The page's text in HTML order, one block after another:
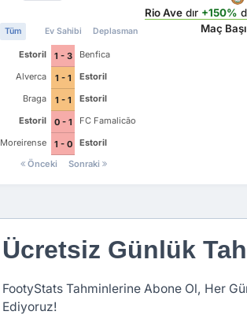
Tüm Ev Sahibi Deplasman
Estoril 1 - 3
Benfica
Alverca
1 - 1
Estoril
Braga
1 - 1
Estoril
Estoril
0 - 1
FC Famalicão
Moreirense
1 - 0
Estoril
Önceki
Sonraki
Rio Ave dır +150%
Maç
Ücretsiz Günlük
FootyStats Tahminlerine Abone Ol, Her
Ediyoruz!